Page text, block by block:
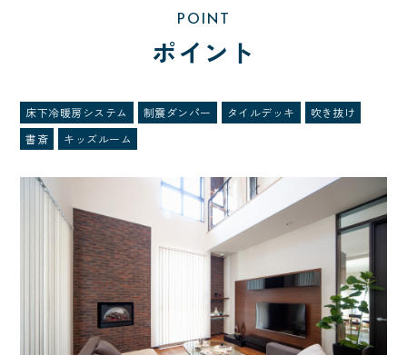
POINT
ポイント
床下冷暖房システム 制震ダンパー タイルデッキ
吹き抜け
書斎
キッズルーム